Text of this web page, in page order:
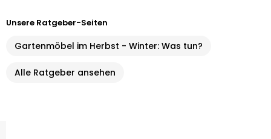
Unsere Ratgeber-Seiten
Gartenmöbel im Herbst - Winter: Was tun?
Alle Ratgeber ansehen